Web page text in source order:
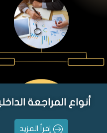
أنواع المراجعة
إقرأ المزيد